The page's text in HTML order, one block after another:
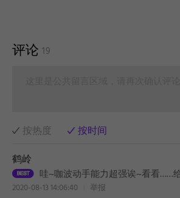
评论 19
按热度
按时间
鹤岭
哇~咖波动手能力超强诶~看看……
2020-08-13 14:06:40
举报